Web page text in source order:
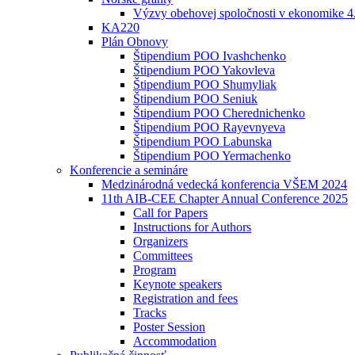
Výzvy obehovej spoločnosti v ekonomike
KA220
Plán Obnovy
Štipendium POO Ivashchenko
Štipendium POO Yakovleva
Štipendium POO Shumyliak
Štipendium POO Seniuk
Štipendium POO Cherednichenko
Štipendium POO Rayevnyeva
Štipendium POO Labunska
Štipendium POO Yermachenko
Konferencie a semináre
Medzinárodná vedecká konferencia VŠEM 2024
11th AIB-CEE Chapter Annual Conference 2025
Call for Papers
Instructions for Authors
Organizers
Committees
Program
Keynote speakers
Registration and fees
Tracks
Poster Session
Accommodation